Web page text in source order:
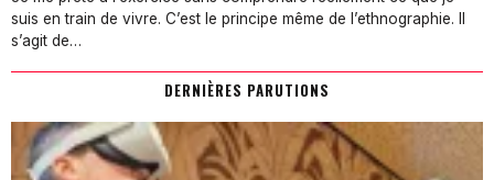
suis en train de vivre. C’est le principe même de l’ethnographie. Il
s’agit de…
DERNIÈRES PARUTIONS